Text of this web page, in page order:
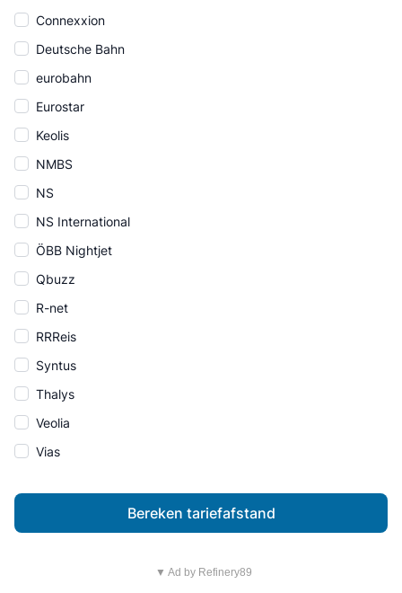
Connexxion
Deutsche Bahn
eurobahn
Eurostar
Keolis
NMBS
NS
NS International
ÖBB Nightjet
Qbuzz
R-net
RRReis
Syntus
Thalys
Veolia
Vias
Bereken tariefafstand
▼ Ad by Refinery89